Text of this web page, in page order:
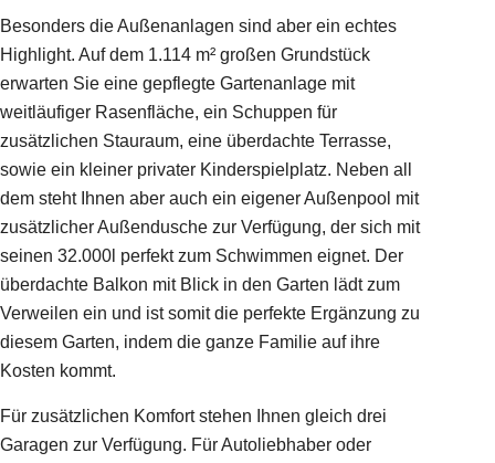
Besonders die Außenanlagen sind aber ein echtes
Highlight. Auf dem 1.114 m² großen Grundstück
erwarten Sie eine gepflegte Gartenanlage mit
weitläufiger Rasenfläche, ein Schuppen für
zusätzlichen Stauraum, eine überdachte Terrasse,
sowie ein kleiner privater Kinderspielplatz. Neben all
dem steht Ihnen aber auch ein eigener Außenpool mit
zusätzlicher Außendusche zur Verfügung, der sich mit
seinen 32.000l perfekt zum Schwimmen eignet. Der
überdachte Balkon mit Blick in den Garten lädt zum
Verweilen ein und ist somit die perfekte Ergänzung zu
diesem Garten, indem die ganze Familie auf ihre
Kosten kommt.
Für zusätzlichen Komfort stehen Ihnen gleich drei
Garagen zur Verfügung. Für Autoliebhaber oder